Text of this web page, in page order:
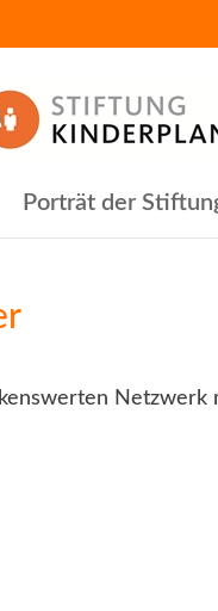
Porträt der
Netzwerk